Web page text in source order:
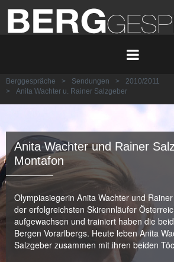
Berggespräche > Sendungen >
2010/2011
>
Anita Wachter u. Rainer Salzgeber
Anita Wachter und Rainer
Montafon
Olympiasiegerin Anita Wachter und
der erfolgreichsten Skirennläufer
aufgewachsen und trainiert haben die
Bergen Vorarlbergs. Heute leben Anita
Salzgeber zusammen mit ihren beiden